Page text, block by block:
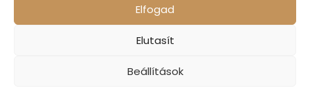
Elfogad
Elutasít
Beállítások